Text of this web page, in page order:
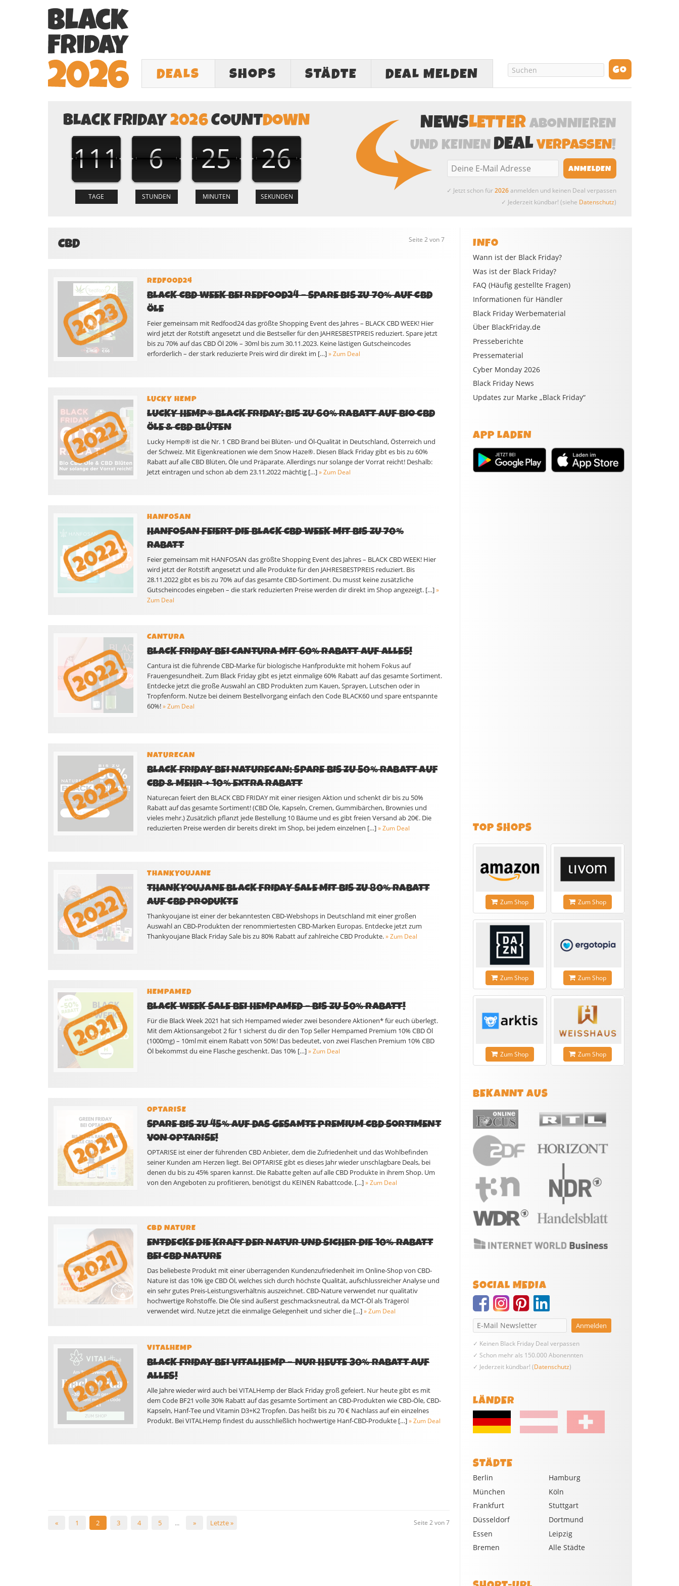
DEALS SHOPS STÄDTE DEAL MELDEN
BLACK FRIDAY2026COUNTDOWN
111 6 25 26
NEWSLETTERABONNIEREN
UND KEINENDEALVERPASSEN!
✓ Jetzt schon für2026anmelden und keinen Deal verpassen
✓ Jederzeit kündbar! (siehe Datenschutz)
Seite 2 von 7
CBD
REDFOOD24
BLACK CBD WEEK BEI REDFOOD24 – SPARE BIS ZU 70% AUF CBD
ÖLE
Feier gemeinsam mit Redfood24 das größte Shopping Event des Jahres – BLACK CBD WEEK! Hier
wird jetzt der Rotstift angesetzt und die Bestseller für den JAHRESBESTPREIS reduziert. Spare jetzt
bis zu 70% auf das CBD Öl 20% – 30ml bis zum 30.11.2023. Keine lästigen Gutscheincodes
erforderlich – der stark reduzierte Preis wird dir direkt im […] » Zum Deal
LUCKY HEMP
LUCKY HEMP® BLACK FRIDAY: BIS ZU 60% RABATT AUF BIO CBD
ÖLE & CBD BLÜTEN
Lucky Hemp® ist die Nr. 1 CBD Brand bei Blüten- und Öl-Qualität in Deutschland, Österreich und
der Schweiz. Mit Eigenkreationen wie dem Snow Haze®. Diesen Black Friday gibt es bis zu 60%
Rabatt auf alle CBD Blüten, Öle und Präparate. Allerdings nur solange der Vorrat reicht! Deshalb:
Jetzt eintragen und schon ab dem 23.11.2022 mächtig […] » Zum Deal
HANFOSAN
HANFOSAN FEIERT DIE BLACK CBD WEEK MIT BIS ZU 70%
RABATT
Feier gemeinsam mit HANFOSAN das größte Shopping Event des Jahres – BLACK CBD WEEK! Hier
wird jetzt der Rotstift angesetzt und alle Produkte für den JAHRESBESTPREIS reduziert. Bis
28.11.2022 gibt es bis zu 70% auf das gesamte CBD-Sortiment. Du musst keine zusätzliche
Gutscheincodes eingeben – die stark reduzierten Preise werden dir direkt im Shop angezeigt. […] »
Zum Deal
CANTURA
BLACK FRIDAY BEI CANTURA MIT 60% RABATT AUF ALLES!
Cantura ist die führende CBD-Marke für biologische Hanfprodukte mit hohem Fokus auf
Frauengesundheit. Zum Black Friday gibt es jetzt einmalige 60% Rabatt auf das gesamte Sortiment.
Entdecke jetzt die große Auswahl an CBD Produkten zum Kauen, Sprayen, Lutschen oder in
Tropfenform. Nutze bei deinem Bestellvorgang einfach den Code BLACK60 und spare entspannte
60%! » Zum Deal
NATURECAN
BLACK FRIDAY BEI NATURECAN: SPARE BIS ZU 50% RABATT AUF
CBD & MEHR + 10% EXTRA RABATT
Naturecan feiert den BLACK CBD FRIDAY mit einer riesigen Aktion und schenkt dir bis zu 50%
Rabatt auf das gesamte Sortiment! (CBD Öle, Kapseln, Cremen, Gummibärchen, Brownies und
vieles mehr.) Zusätzlich pflanzt jede Bestellung 10 Bäume und es gibt freien Versand ab 20€. Die
reduzierten Preise werden dir bereits direkt im Shop, bei jedem einzelnen […] » Zum Deal
THANKYOUJANE
THANKYOUJANE BLACK FRIDAY SALE MIT BIS ZU 80% RABATT
AUF CBD PRODUKTE
Thankyoujane ist einer der bekanntesten CBD-Webshops in Deutschland mit einer großen
Auswahl an CBD-Produkten der renommiertesten CBD-Marken Europas. Entdecke jetzt zum
Thankyoujane Black Friday Sale bis zu 80% Rabatt auf zahlreiche CBD Produkte. » Zum Deal
HEMPAMED
BLACK WEEK SALE BEI HEMPAMED – BIS ZU 50% RABATT!
Für die Black Week 2021 hat sich Hempamed wieder zwei besondere Aktionen* für euch überlegt.
Mit dem Aktionsangebot 2 für 1 sicherst du dir den Top Seller Hempamed Premium 10% CBD Öl
(1000mg) – 10ml mit einem Rabatt von 50%! Das bedeutet, von zwei Flaschen Premium 10% CBD
Öl bekommst du eine Flasche geschenkt. Das 10% […] » Zum Deal
OPTARISE
SPARE BIS ZU 45% AUF DAS GESAMTE PREMIUM CBD SORTIMENT
VON OPTARISE!
OPTARISE ist einer der führenden CBD Anbieter, dem die Zufriedenheit und das Wohlbefinden
seiner Kunden am Herzen liegt. Bei OPTARISE gibt es dieses Jahr wieder unschlagbare Deals, bei
denen du bis zu 45% sparen kannst. Die Rabatte gelten auf alle CBD Produkte in ihrem Shop. Um
von den Angeboten zu profitieren, benötigst du KEINEN Rabattcode. […] » Zum Deal
CBD NATURE
ENTDECKE DIE KRAFT DER NATUR UND SICHER DIE 10% RABATT
BEI CBD NATURE
Das beliebeste Produkt mit einer überragenden Kundenzufriedenheit im Online-Shop von CBD-
Nature ist das 10% ige CBD Öl, welches sich durch höchste Qualität, aufschlussreicher Analyse und
ein sehr gutes Preis-Leistungsverhältnis auszeichnet. CBD-Nature verwendet nur qualitativ
hochwertige Rohstoffe. Die Öle sind äußerst geschmacksneutral, da MCT-Öl als Trägeröl
verwendet wird. Nutze jetzt die einmalige Gelegenheit und sicher die […] » Zum Deal
VITALHEMP
BLACK FRIDAY BEI VITALHEMP – NUR HEUTE 30% RABATT AUF
ALLES!
Alle Jahre wieder wird auch bei VITALHemp der Black Friday groß gefeiert. Nur heute gibt es mit
dem Code BF21 volle 30% Rabatt auf das gesamte Sortiment an CBD-Produkten wie CBD-Öle, CBD-
Kapseln, Hanf-Tee und Vitamin D3+K2 Tropfen. Das heißt bis zu 70 € Nachlass auf ein einzelnes
Produkt. Bei VITALHemp findest du ausschließlich hochwertige Hanf-CBD-Produkte […] » Zum Deal
Seite 2 von 7
« 1 2 3 4 5 ... » Letzte »
INFO
Wann ist der Black Friday?
Was ist der Black Friday?
FAQ (Häufig gestellte Fragen)
Informationen für Händler
Black Friday Werbematerial
Über BlackFriday.de
Presseberichte
Pressematerial
Cyber Monday 2026
Black Friday News
Updates zur Marke „Black Friday“
APP LADEN
TOP SHOPS
Zum Shop Zum Shop
Zum Shop Zum Shop
Zum Shop Zum Shop
BEKANNT AUS
SOCIAL MEDIA
✓ Keinen Black Friday Deal verpassen
✓ Schon mehr als 150.000 Abonennten
✓ Jederzeit kündbar! (Datenschutz)
LÄNDER
STÄDTE
Berlin
Hamburg
München
Köln
Frankfurt
Stuttgart
Düsseldorf
Dortmund
Essen
Leipzig
Bremen
Alle Städte